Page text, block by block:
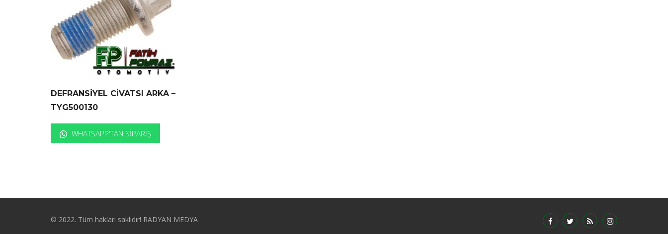
DEFRANSİYEL CİVATSI ARKA –
TYG500130
WHATSAPP'TAN SIPARIŞ
© 2022. Tüm hakları saklıdır! RADYAN MEDYA